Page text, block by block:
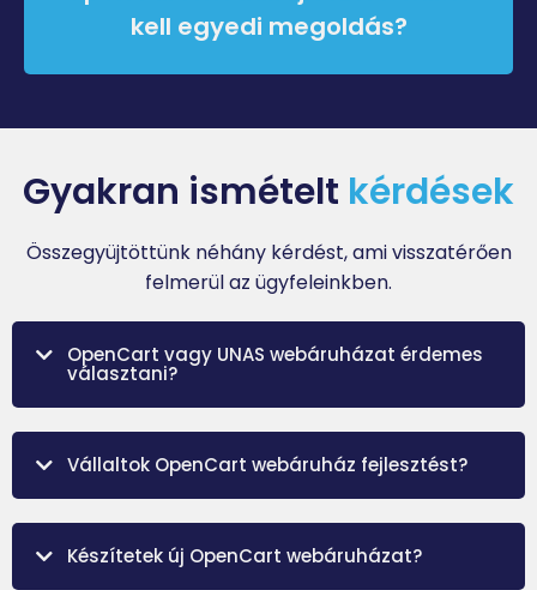
kell egyedi megoldás?
Gyakran ismételt kérdések
Összegyüjtöttünk néhány kérdést, ami visszatérően
felmerül az ügyfeleinkben.
OpenCart vagy UNAS webáruházat érdemes
választani?
Vállaltok OpenCart webáruház fejlesztést?
Készítetek új OpenCart webáruházat?